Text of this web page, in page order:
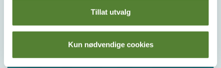
Tillat utvalg
Kun nødvendige cookies
Ved å melde deg på vårt nyhetsbrev godtar du våre
betingelser.